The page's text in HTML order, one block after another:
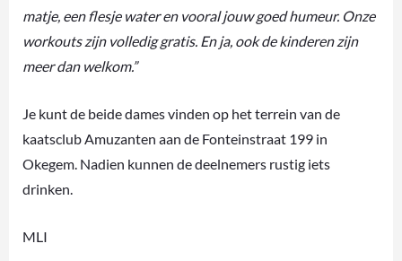
matje, een flesje water en vooral jouw goed humeur. Onze
workouts zijn volledig gratis. En ja, ook de kinderen zijn
meer dan welkom.”
Je kunt de beide dames vinden op het terrein van de
kaatsclub Amuzanten aan de Fonteinstraat 199 in
Okegem. Nadien kunnen de deelnemers rustig iets
drinken.
MLI